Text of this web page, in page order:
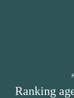
Ranking